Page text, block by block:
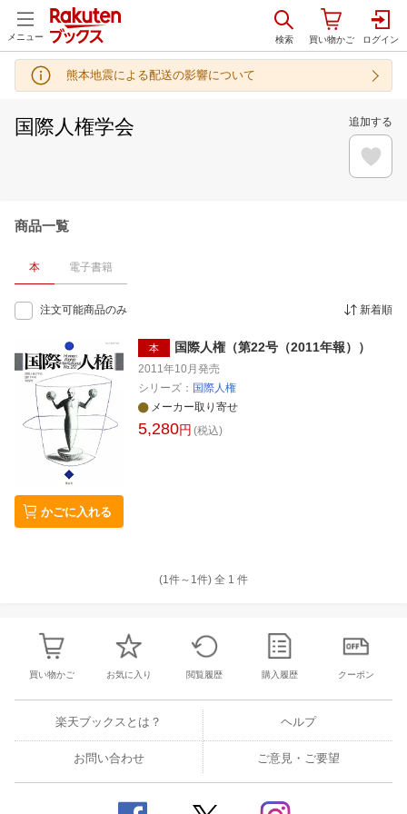
メニュー
熊本地震による配送の影響について
国際人権学会 追加する
商品一覧
本 電子書籍
注文可能商品のみ 新着順
かごに入れる
本 国際人権（第22号（2011年報））
2011年10月 発売
シリーズ： 国際人権
メーカー取り寄せ
5,280円 (税込)
(1件～ 1件) 全 1 件
買い物かご お気に入り 閲覧履歴 購入履歴 クーポン
楽天ブックスとは？ ヘルプ
お問い合わせ ご意見・ご要望